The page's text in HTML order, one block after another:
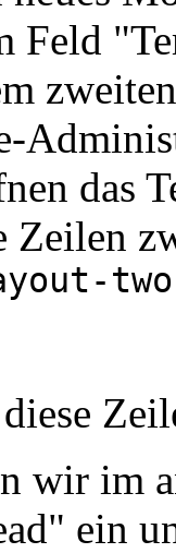
Feld
das
Zeilen
wir im
ein